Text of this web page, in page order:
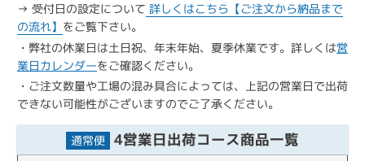
→ 受付日の設定について 詳しくはこちら【ご注文から納品まで
の流れ】 をご覧下さい。
・弊社の休業日は土日祝、年末年始、夏季休業です。詳しくは営
業日カレンダーをご確認ください。
・ご注文数量や工場の混み具合によっては、上記の営業日で出荷
できない可能性がございますのでご了承ください。
通常便 4営業日出荷コース商品一覧